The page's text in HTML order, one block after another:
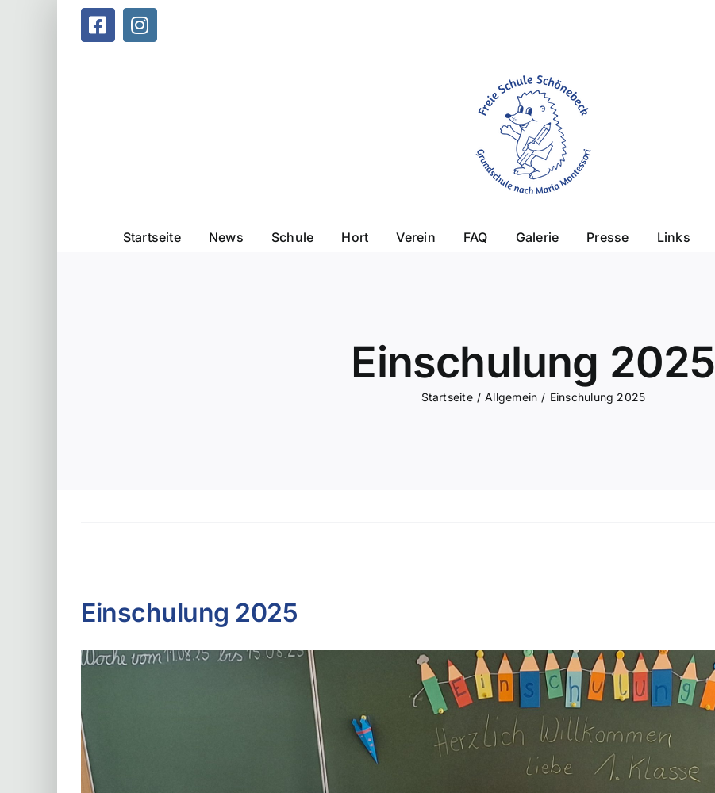
FacebookInstagram
Startseite News Schule Hort Verein FAQ Galerie Presse Links
Einschulung 2025
Startseite / Allgemein / Einschulung 2025
Einschulung 2025
Zeige